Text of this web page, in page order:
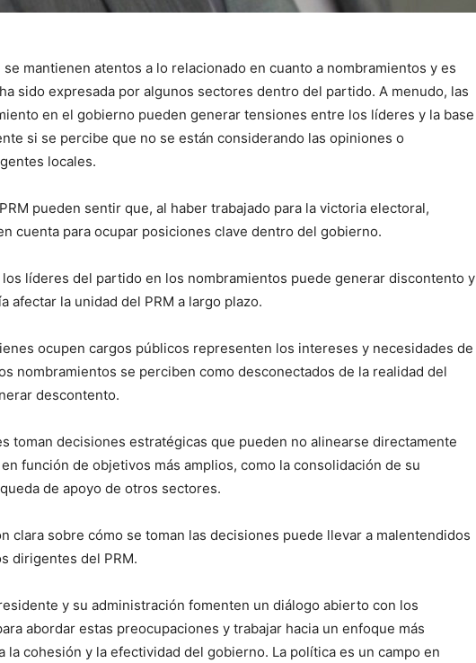
mantienen atentos a lo relacionado en cuanto a nombramientos y es
sido expresada por algunos sectores dentro del partido. A menudo, las
en el gobierno pueden generar tensiones entre los líderes y la base
si se percibe que no se están considerando las opiniones o
locales.
pueden sentir que, al haber trabajado para la victoria electoral,
cuenta para ocupar posiciones clave dentro del gobierno.
líderes del partido en los nombramientos puede generar discontento y
afectar la unidad del PRM a largo plazo.
ocupen cargos públicos representen los intereses y necesidades de
nombramientos se perciben como desconectados de la realidad del
descontento.
toman decisiones estratégicas que pueden no alinearse directamente
función de objetivos más amplios, como la consolidación de su
de apoyo de otros sectores.
clara sobre cómo se toman las decisiones puede llevar a malentendidos
dirigentes del PRM.
y su administración fomenten un diálogo abierto con los
abordar estas preocupaciones y trabajar hacia un enfoque más
la cohesión y la efectividad del gobierno. La política es un campo en